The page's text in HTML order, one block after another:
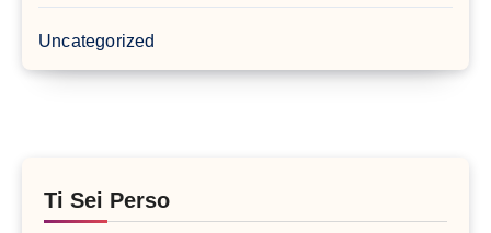
Uncategorized
Ti Sei Perso